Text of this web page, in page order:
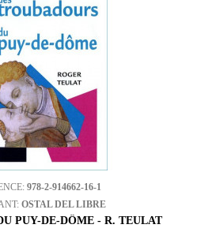
978-2-914662-16-1
OSTAL DEL LIBRE
PUY-DE-DÔME - R. TEULAT